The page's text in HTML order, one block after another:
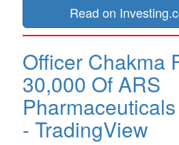
Read on
Officer Chakma
30,000 Of ARS
- TradingView